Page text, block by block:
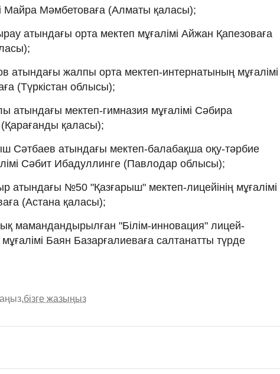
Майра Мәмбетоваға (Алматы қаласы);
атындағы орта мектеп мұғалімі Айжан Қапезоваға
атындағы жалпы орта мектеп-интернатының мұғалімі
(Түркістан облысы);
атындағы мектеп-гимназия мұғалімі Сәбира
(Қарағанды қаласы);
Сәтбаев атындағы мектеп-балабақша оқу-тәрбие
Сәбит Ибадуллинге (Павлодар облысы);
атындағы №50 "Қазғарыш" мектеп-лицейінің мұғалімі
(Астана қаласы);
мамандандырылған "Білім-инновация" лицей-
Баян Базарғалиеваға салтанатты түрде
бізге жазыңыз